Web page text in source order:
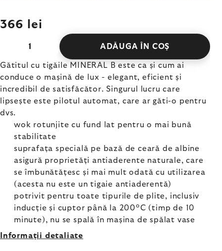
366 lei
ADĂUGA ÎN COŞ
Gătitul cu tigăile MINERAL B este ca și cum ai
conduce o mașină de lux - elegant, eficient și
incredibil de satisfăcător. Singurul lucru care
lipsește este pilotul automat, care ar găti-o pentru
dvs.
wok rotunjite cu fund lat pentru o mai bună
stabilitate
suprafața specială pe bază de ceară de albine
asigură proprietăți antiaderente naturale, care
se îmbunătățesc și mai mult odată cu utilizarea
(acesta nu este un tigaie antiaderentă)
potrivit pentru toate tipurile de plite, inclusiv
inducție și cuptor până la 200°C (timp de 10
minute), nu se spală în mașina de spălat vase
Informaţii detaliate